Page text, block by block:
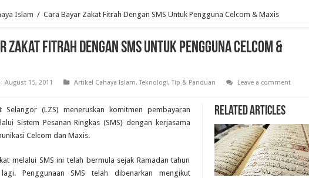
Islam / Cara Bayar Zakat Fitrah Dengan SMS Untuk Pengguna Celcom & Maxis
Zakat Fitrah Dengan SMS Untuk Pengguna Celcom &
August 15, 2011 Artikel Cahaya Islam,Teknologi,Tip & Panduan
Leave a comment
Related Articles
Selangor (LZS) meneruskan komitmen pembayaran
Sistem Pesanan Ringkas (SMS) dengan kerjasama
Celcom dan Maxis.
melalui SMS ini telah bermula sejak Ramadan tahun
Penggunaan SMS telah dibenarkan mengikut